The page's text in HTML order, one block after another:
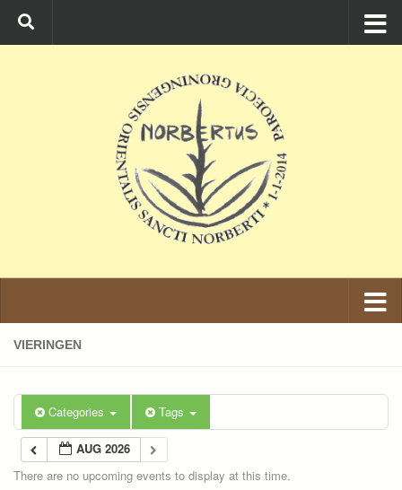
Ga naar de inhoud
VIERINGEN
Categories Tags
AUG 2026
There are no upcoming events to display at this time.